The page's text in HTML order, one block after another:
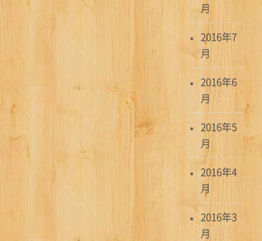
月
2016年7
月
2016年6
月
2016年5
月
2016年4
月
2016年3
月